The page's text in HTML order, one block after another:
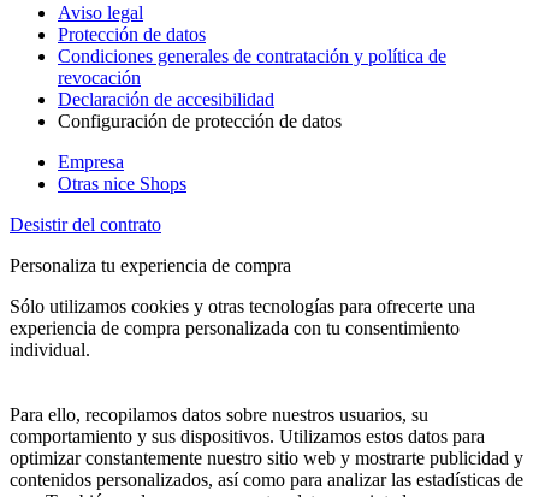
Aviso legal
Protección de datos
Condiciones generales de contratación y política de
revocación
Declaración de accesibilidad
Configuración de protección de datos
Empresa
Otras nice Shops
Desistir del contrato
Personaliza tu experiencia de compra
Sólo utilizamos cookies y otras tecnologías para ofrecerte una
experiencia de compra personalizada con tu consentimiento
individual.
Para ello, recopilamos datos sobre nuestros usuarios, su
comportamiento y sus dispositivos. Utilizamos estos datos para
optimizar constantemente nuestro sitio web y mostrarte publicidad y
contenidos personalizados, así como para analizar las estadísticas de